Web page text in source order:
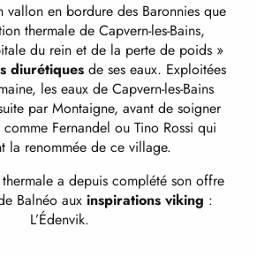
ET SOINS
NUTRITION
vallon en bordure des Baronnies que
thermale de Capvern-les-Bains,
du rein et de la perte de poids »
diurétiques de ses eaux. Exploitées
les eaux de Capvern-les-Bains
par Montaigne, avant de soigner
Fernandel ou Tino Rossi qui
la renommée de ce village.
a depuis complété son offre
Balnéo aux inspirations viking :
L’Édenvik.